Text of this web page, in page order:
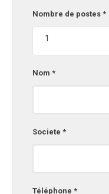
Nombre de postes *
1
Nom *
Societe *
Téléphone *